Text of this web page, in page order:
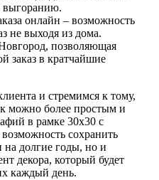
выгоранию.
онлайн – возможность
не выходя из дома.
позволяющая
заказ в кратчайшие
и стремимся к тому,
можно более простым и
в рамке 30х30 с
сохранить
долгие годы, но и
декора, который будет
каждый день.